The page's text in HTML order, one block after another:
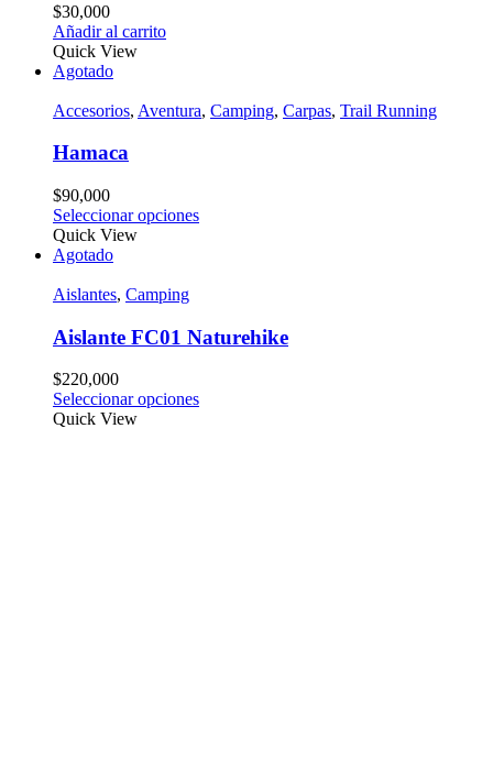
$30,000
Añadir al carrito
Quick View
Agotado
Accesorios, Aventura, Camping, Carpas, Trail Running
Hamaca
$90,000
Seleccionar opciones
Quick View
Agotado
Aislantes, Camping
Aislante FC01 Naturehike
$220,000
Seleccionar opciones
Quick View